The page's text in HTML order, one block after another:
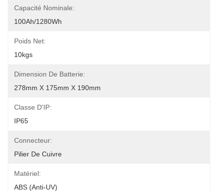
Capacité Nominale:
100Ah/1280Wh
Poids Net:
10kgs
Dimension De Batterie:
278mm X 175mm X 190mm
Classe D'IP:
IP65
Connecteur:
Pilier De Cuivre
Matériel:
ABS (anti-UV)